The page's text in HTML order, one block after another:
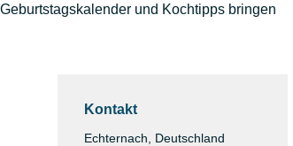
vor 40 Minuten
und Kochtipps bringen
Kontakt
Echternach, Deutschland